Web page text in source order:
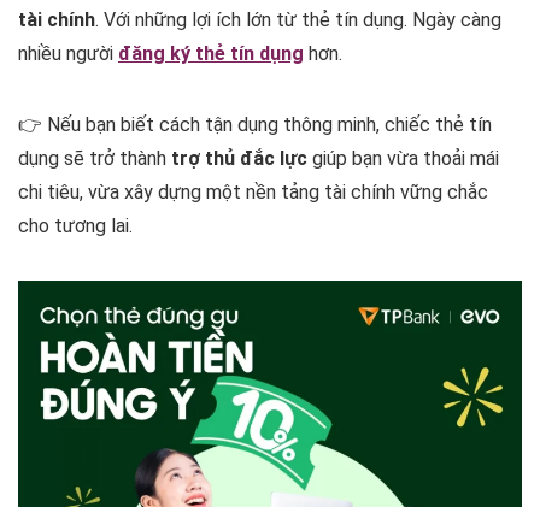
tài chính. Với những lợi ích lớn từ thẻ tín dụng. Ngày càng
nhiều người đăng ký thẻ tín dụng hơn.
👉 Nếu bạn biết cách tận dụng thông minh, chiếc thẻ tín
dụng sẽ trở thành trợ thủ đắc lực giúp bạn vừa thoải mái
chi tiêu, vừa xây dựng một nền tảng tài chính vững chắc
cho tương lai.